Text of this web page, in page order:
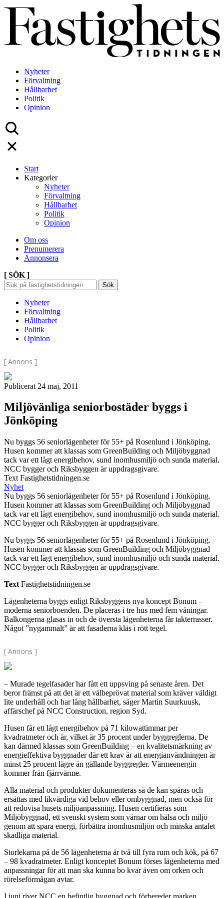
Skip
content
Nyheter
Förvaltning
Hållbarhet
Politik
Opinion
Start
Kategorier
Nyheter
Förvaltning
Hållbarhet
Politik
Opinion
Om oss
Prenumerera
Annonsera
[ SÖK ]
Sök
efter:
Sök
Sök
Nyheter
Förvaltning
Hållbarhet
Politik
Opinion
[ Annons ]
Publicerat 24 maj, 2011
Miljövänliga seniorbostäder byggs i
Jönköping
Nu byggs 56 seniorlägenheter för 55+ på Rosenlund i Jönköping.
Husen kommer att klassas som GreenBuilding och Miljöbyggnad
tack var ett lågt energibehov, sund inomhusmiljö och sunda material.
NCC bygger och Riksbyggen är uppdragsgivare.
Text Fastighetstidningen.se
Nyhet
Nu byggs 56 seniorlägenheter för 55+ på Rosenlund i Jönköping.
Husen kommer att klassas som GreenBuilding och Miljöbyggnad
tack var ett lågt energibehov, sund inomhusmiljö och sunda material.
NCC bygger och Riksbyggen är uppdragsgivare.
Nu byggs 56 seniorlägenheter för 55+ på Rosenlund i Jönköping.
Husen kommer att klassas som GreenBuilding och Miljöbyggnad
tack var ett lågt energibehov, sund inomhusmiljö och sunda material.
NCC bygger och Riksbyggen är uppdragsgivare.
Text Fastighetstidningen.se
Lägenheterna byggs enligt Riksbyggens nya koncept Bonum –
moderna seniorboenden. De placeras i tre hus med fem våningar.
Balkongerna glasas in och de översta lägenheterna får takterrasser.
Något ”nygammalt” är att fasaderna kläs i rött tegel.
[ Annons ]
– Murade tegelfasader har fått ett uppsving på senaste åren. Det
beror främst på att det är ett välbeprövat material som kräver väldigt
lite underhåll och har lång hållbarhet, säger Martin Suurkuusk,
affärschef på NCC Construction, region Syd.
Husen får ett lågt energibehov på 71 kilowattimmar per
kvadratmeter och år, vilket är 35 procent under byggreglerna. De
kan därmed klassas som GreenBuilding – en kvalitetsmärkning av
energieffektiva byggnader där ett krav är att energianvändningen är
minst 25 procent lägre än gällande byggregler. Värmeenergin
kommer från fjärrvärme.
Alla material och produkter dokumenteras så de kan spåras och
ersättas med likvärdiga vid behov eller ombyggnad, men också för
att redovisa husets miljöanpassning. Husen certifieras som
Miljöbyggnad, ett svenskt system som värnar om hälsa och miljö
genom att spara energi, förbättra inomhusmiljön och minska antalet
skadliga material.
Storlekarna på de 56 lägenheterna är två till fyra rum och kök, på 67
– 98 kvadratmeter. Enligt konceptet Bonum förses lägenheterna med
anpassningar för att man ska kunna bo kvar även om orken och
rörelseförmågan avtar.